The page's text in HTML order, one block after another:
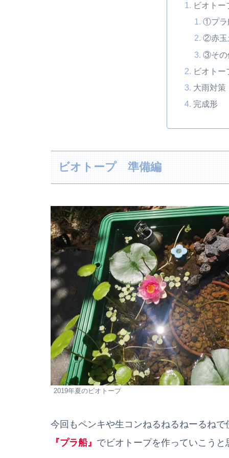
ビオト
①プラ
②赤玉
③その
ビオト
大雨対
完成形
ビオトープ 準備編
2019年夏のビオトープ
今回もペンキや生コンねるねるねーるねで
『プラ船』 でビオトープを作っていこうと